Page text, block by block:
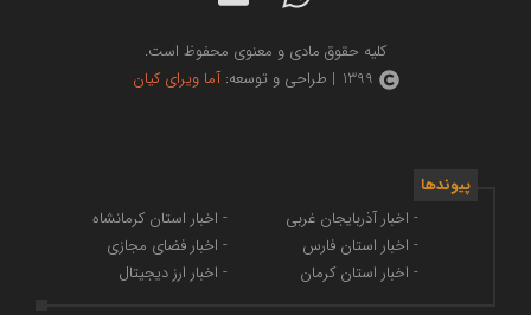
کلیه حقوق مادی و معنوی محفوظ است.
1399 | طراحی و توسعه:
آما ویرای کیان
پیوندها
- اخبار آذربایجان غربی
- اخبار استان فارس
- اخبار استان کرمان
- اخبار استان کرمانشاه
- اخبار فضای مجازی
- اخبار ارز دیجیتال